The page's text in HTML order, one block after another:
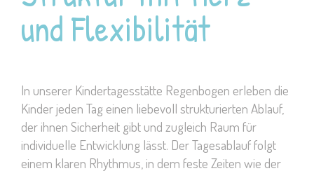
und Flexibilität
In unserer Kindertagesstätte Regenbogen erleben die
Kinder jeden Tag einen liebevoll strukturierten Ablauf,
der ihnen Sicherheit gibt und zugleich Raum für
individuelle Entwicklung lässt. Der Tagesablauf folgt
einem klaren Rhythmus, in dem feste Zeiten wie der